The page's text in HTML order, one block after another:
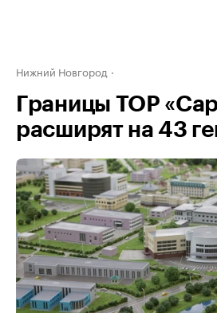
Нижний Новгород
Границы ТОР
расширят на 43